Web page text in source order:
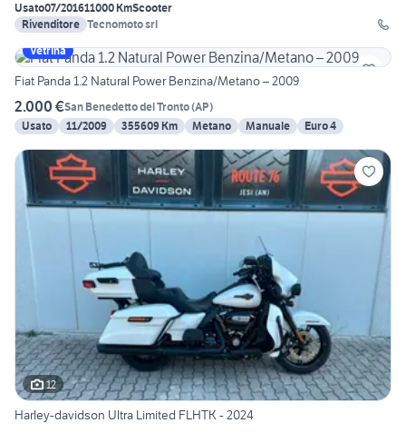
Usato07/201611000 KmScooter
Rivenditore Tecnomoto srl
Vetrina
Fiat Panda 1.2 Natural Power Benzina/Metano – 2009
2.000 €San Benedetto del Tronto(AP)
Usato
11/2009 355609 Km Metano Manuale Euro 4
12
Harley-davidson Ultra Limited FLHTK - 2024